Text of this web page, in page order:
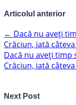
Articolul anterior
← Dacă nu aveți
Crăciun, iată
Dacă nu aveți
Crăciun, iată
Next Post